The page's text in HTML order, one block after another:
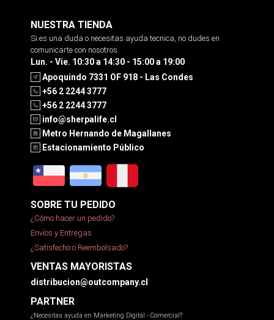
NUESTRA TIENDA
Si es una duda o necesitas ayuda tecnica, no dudes en
comunicarte con nosotros
Lun. - Vie. 10:30 a 14:30 - 15:00 a 19:00
Apoquindo 7331 OF 918 - Las Condes
+56 2 2244 3777
+56 2 2244 3777
info@sherpalife.cl
Metro Hernando de Magallanes
Estacionamiento Público
SOBRE TU PEDIDO
¿Cómo hacer un pedido?
Envíos y Entregas
¿Satisfecho o Reembolsado?
VENTAS MAYORISTAS
distribucion@outcompany.cl
PARTNER
¿Necesitas ayuda en Marketing Digital - Comercial?